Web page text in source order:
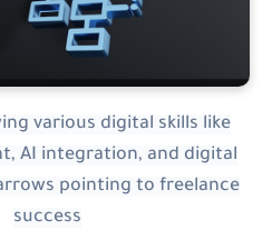
various digital skills like
AI integration, and digital
arrows pointing to freelance
success